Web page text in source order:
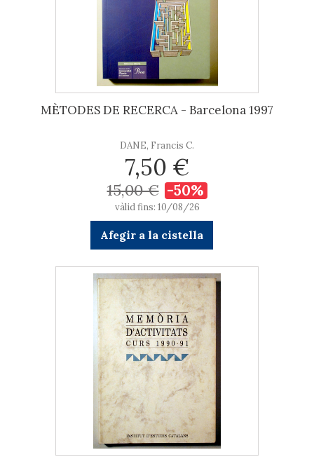
MÈTODES DE RECERCA - Barcelona 1997
DANE, Francis C.
7,50 €
15,00 € -50%
vàlid fins: 10/08/26
Afegir a la cistella